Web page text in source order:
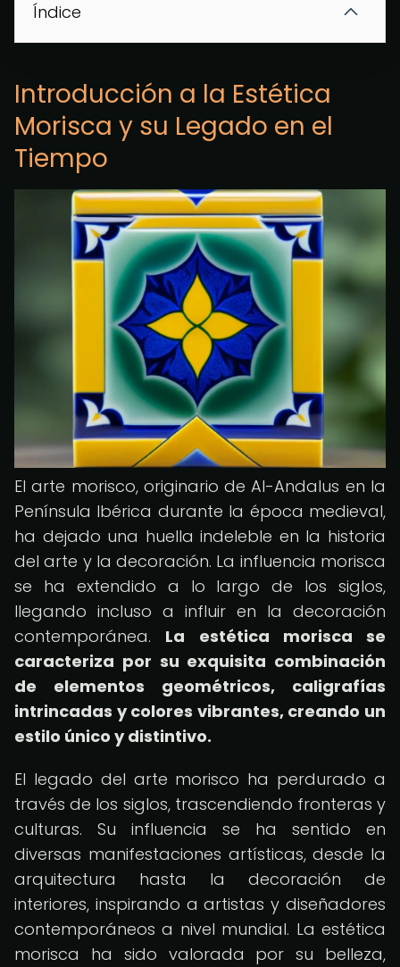
Índice
Introducción a la Estética
Morisca y su Legado en el
Tiempo
El arte morisco, originario de Al-Andalus en la
Península Ibérica durante la época medieval,
ha dejado una huella indeleble en la historia
del arte y la decoración. La influencia morisca
se ha extendido a lo largo de los siglos,
llegando incluso a influir en la decoración
contemporánea. La estética morisca se
caracteriza por su exquisita combinación
de elementos geométricos, caligrafías
intrincadas y colores vibrantes, creando un
estilo único y distintivo.
El legado del arte morisco ha perdurado a
través de los siglos, trascendiendo fronteras y
culturas. Su influencia se ha sentido en
diversas manifestaciones artísticas, desde la
arquitectura hasta la decoración de
interiores, inspirando a artistas y diseñadores
contemporáneos a nivel mundial. La estética
morisca ha sido valorada por su belleza,